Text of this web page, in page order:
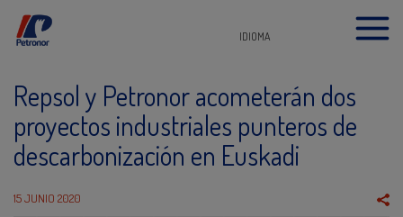
IDIOMA
Repsol y Petronor acometerán dos
proyectos industriales punteros de
descarbonización en Euskadi
15 JUNIO 2020